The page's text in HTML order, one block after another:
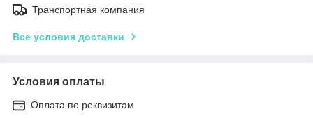
Транспортная компания
Все условия доставки
Условия оплаты
Оплата по реквизитам